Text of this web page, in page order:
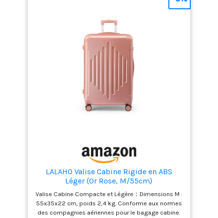
Accessoires Coordonnés : Dans les sets 3 et 5
pièces : tote d'embarquement de 38 cm avec
sangle add-a-bag et kit voyage compact de 25 cm
LALAHO Valise Cabine Rigide en ABS
Léger (Or Rose, M/55cm)
Valise Cabine Compacte et Légère：Dimensions M :
55x35x22 cm, poids 2,4 kg. Conforme aux normes
des compagnies aériennes pour le bagage cabine.